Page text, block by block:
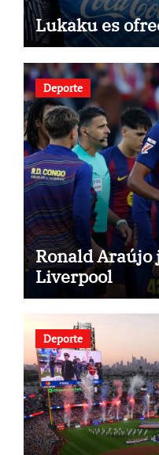
Lukaku es
Deporte
Ronald Araújo
Liverpool
Deporte